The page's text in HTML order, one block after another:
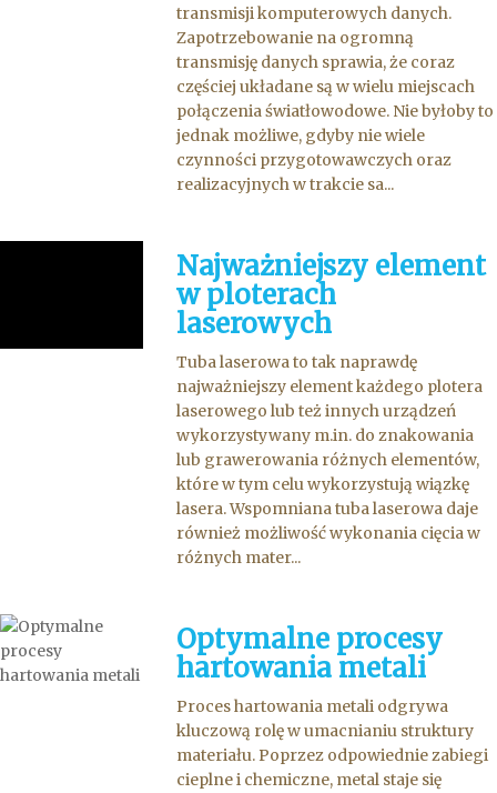
transmisji komputerowych danych.
Zapotrzebowanie na ogromną
transmisję danych sprawia, że coraz
częściej układane są w wielu miejscach
połączenia światłowodowe. Nie byłoby to
jednak możliwe, gdyby nie wiele
czynności przygotowawczych oraz
realizacyjnych w trakcie sa...
Najważniejszy element
w ploterach
laserowych
Tuba laserowa to tak naprawdę
najważniejszy element każdego plotera
laserowego lub też innych urządzeń
wykorzystywany m.in. do znakowania
lub grawerowania różnych elementów,
które w tym celu wykorzystują wiązkę
lasera. Wspomniana tuba laserowa daje
również możliwość wykonania cięcia w
różnych mater...
Optymalne procesy
hartowania metali
Proces hartowania metali odgrywa
kluczową rolę w umacnianiu struktury
materiału. Poprzez odpowiednie zabiegi
cieplne i chemiczne, metal staje się